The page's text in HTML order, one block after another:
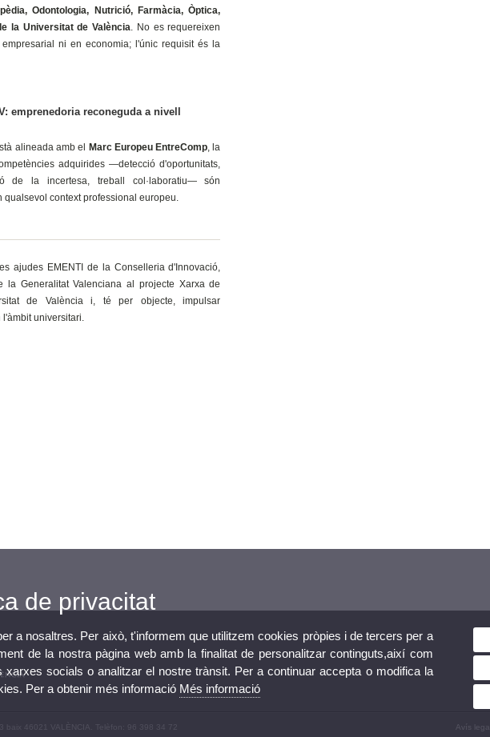
Odontologia, Nutrició, Farmàcia, Òptica,
la Universitat de València . No es requereixen
ni en economia; l'únic requisit és la
emprenedoria reconeguda a nivell
alineada amb el Marc Europeu EntreComp , la
adquirides —detecció d'oportunitats,
de la incertesa, treball col·laboratiu— són
context professional europeu.
ajudes EMENTI de la Conselleria d'Innovació,
la Generalitat Valenciana al projecte Xarxa de
de València i, té per objecte, impulsar
l'àmbit universitari.
baix 46021 VALÈNCIA. Telèfon: 96 398 34 72 Avís legal
de privacitat
a nosaltres. Per això, t'informem que utilitzem cookies pròpies i de tercers per a
de la nostra pàgina web amb la finalitat de personalitzar continguts,així com
xarxes socials o analitzar el nostre trànsit. Per a continuar accepta o modifica la
Per a obtenir més informació Més informació